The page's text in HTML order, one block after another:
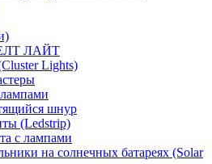
ЛАЙТ
Lights)
шнур
(Ledstrip)
с лампами
на солнечных батареях (Solar